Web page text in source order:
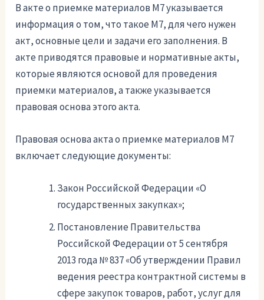
В акте о приемке материалов М7 указывается
информация о том, что такое М7, для чего нужен
акт, основные цели и задачи его заполнения. В
акте приводятся правовые и нормативные акты,
которые являются основой для проведения
приемки материалов, а также указывается
правовая основа этого акта.
Правовая основа акта о приемке материалов М7
включает следующие документы:
Закон Российской Федерации «О
государственных закупках»;
Постановление Правительства
Российской Федерации от 5 сентября
2013 года № 837 «Об утверждении Правил
ведения реестра контрактной системы в
сфере закупок товаров, работ, услуг для